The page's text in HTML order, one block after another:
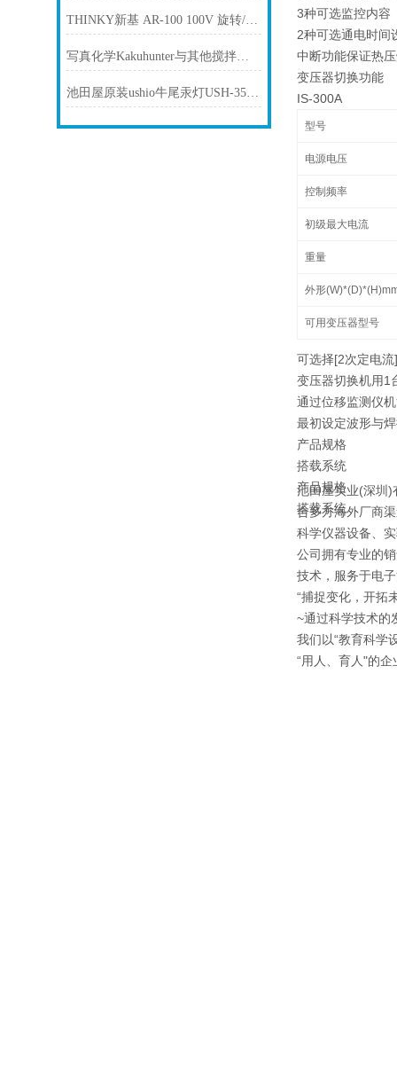
THINKY新基 AR-100 100V 旋转/公转搅拌机
写真化学Kakuhunter与其他搅拌消泡方法的比较
池田屋原装ushio牛尾汞灯USH-350DS产品介绍技术参数
3种可选监控内容
2种可选通电时间
中断功能保证热
变压器切换功能
IS-300A
型号
电源电压
控制频率
初级最大电流
重量
外形
可用变压器型号
可选择[2次定电
变压器切换机用1
通过位移监测仪
最初设定波形与
产品规格
搭载系统
产品规格
搭载系统
池田屋实业(深圳)
合多方海外厂商
科学仪器设备、
公司拥有专业的
技术，服务于电
“捕捉变化，开拓
~通过科学技术的
我们以“教育科学
“用人、育人"的